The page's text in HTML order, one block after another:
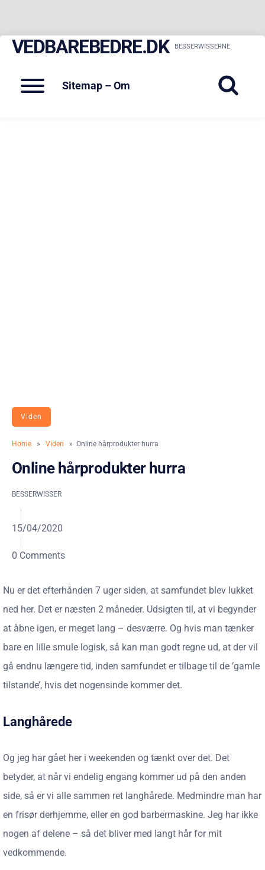
SkipVEDBAREBEDRE.DK BESSERWISSERNE
Menu
Sitemap – Om
Viden
Home » Viden » Online hårprodukter hurra
Online hårprodukter hurra
BESSERWISSER
15/04/2020
0 Comments
Nu er det efterhånden 7 uger siden, at samfundet blev lukket
ned her. Det er næsten 2 måneder. Udsigten til, at vi begynder
at åbne igen, er meget lang – desværre. Og hvis man tænker
bare en lille smule logisk, så kan man godt regne ud, at der vil
gå endnu længere tid, inden samfundet er tilbage til de ’gamle
tilstande’, hvis det nogensinde kommer det.
Langhårede
Og jeg har gået her i weekenden og tænkt over det. Det
betyder, at når vi endelig engang kommer ud på den anden
side, så er vi alle sammen ret langhårede. Medmindre man har
en frisør derhjemme, eller en god barbermaskine. Jeg har ikke
nogen af delene – så det bliver med langt hår for mit
vedkommende.